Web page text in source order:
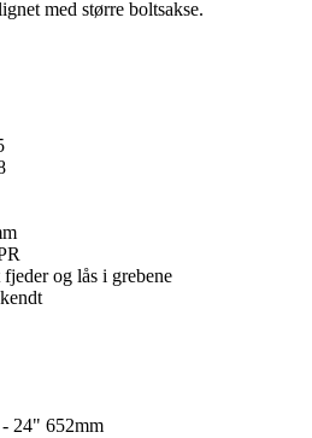
med større boltsakse.
og lås i grebene
24" 652mm